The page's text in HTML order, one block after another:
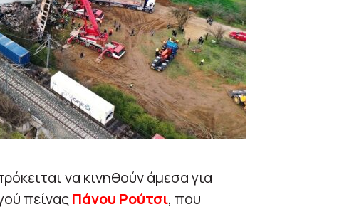
να κινηθούν άμεσα για
πείναςΠάνου Ρούτσι, που